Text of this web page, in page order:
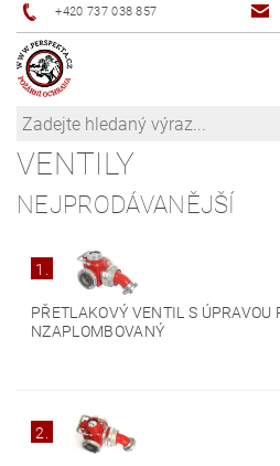
+420 737 038 857
VENTILY
NEJPRODÁVANĚJŠÍ
1.
PŘETLAKOVÝ VENTIL S ÚPRAVOU
NZAPLOMBOVANÝ
2.